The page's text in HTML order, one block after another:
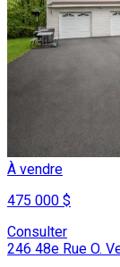
À vendre
475 000 $
Consulter
246 48e Rue O.